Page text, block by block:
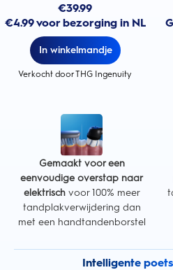
€39.99
€4.99 voor bezorging in NL
In winkelmandje
Verkocht door THG Ingenuity
Gemaakt voor een
eenvoudige overstap naar
elektrischvoor 100% meer
tandplakverwijdering dan
met een handtandenborstel
Intelligente